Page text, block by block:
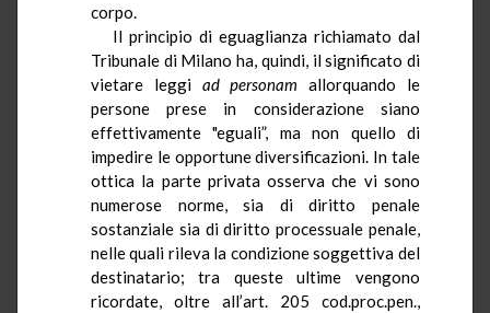
corpo.
Il principio di eguaglianza richiamato dal
Tribunale di Milano ha, quindi, il significato di
vietare leggi adpersonam allorquando le
persone prese in considerazione siano
effettivamente "eguali”, ma non quello di
impedire le opportune diversificazioni. In tale
ottica la parte privata osserva che vi sono
numerose norme, sia di diritto penale
sostanziale sia di diritto processuale penale,
nelle quali rileva la condizione soggettiva del
destinatario; tra queste ultime vengono
ricordate, oltre all’art. 205 cod.proc.pen.,